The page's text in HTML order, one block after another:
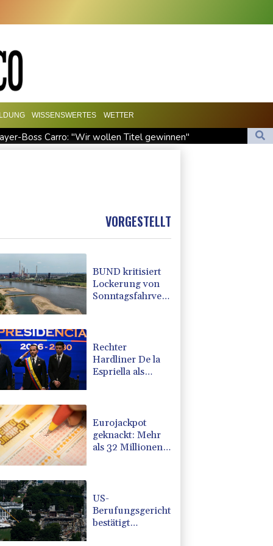
WISSENSWERTES WETTER
Boss Carro: "Wir wollen Titel gewinnen"
Kampf gegen Drogengewalt an
Schande"
VORGESTELLT
BUND kritisiert
Lockerung von
Sonntagsfahrverbot
Rechter
Hardliner De la
Espriella als
Eurojackpot
geknackt: Mehr
als 32 Millionen
US-
Berufungsgericht
bestätigt